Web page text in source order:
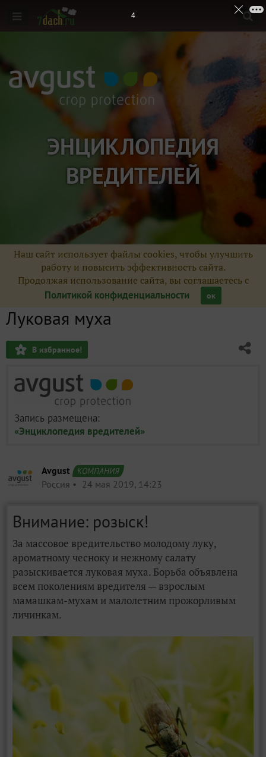
ЭНЦИКЛОПЕДИЯ
ВРЕДИТЕЛЕЙ
Наш сайт использует файлы cookies, чтобы улучшить
работу и повысить эффективность сайта.
Продолжая использование сайта, вы соглашаетесь с
Политикой конфиденциальности
ок
Луковая муха
В избранное!
Запись размещена:
«Энциклопедия вредителей»
Avgust КОМПАНИЯ
Россия 24 мая 2019, 14:23
Внимание: розыск!
За массовое вредительство молодому луку,
ароматному чесноку и нежному салату
разыскивается луковая муха. Борьба объявлена
всем поколениям вредителя — взрослым
мамашкам-мухам и малолетним прожорливым
личинкам.
3